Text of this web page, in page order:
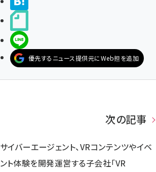
LINEで送る
優先するニュース提供元にWeb担を追加
次の記事
サイバーエージェント、VRコンテンツやイベ
ント体験を開発運営する子会社「VR